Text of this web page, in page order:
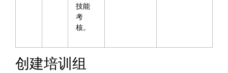
技能
考
核。
创建培训组